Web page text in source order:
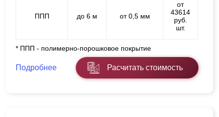
ППП до 6 м от 0,5 мм
от
43614
руб.
шт.
* ППП - полимерно-порошковое покрытие
Подробнее Расчитать стоимость